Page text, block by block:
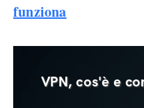
funziona
VPN, cos'è e